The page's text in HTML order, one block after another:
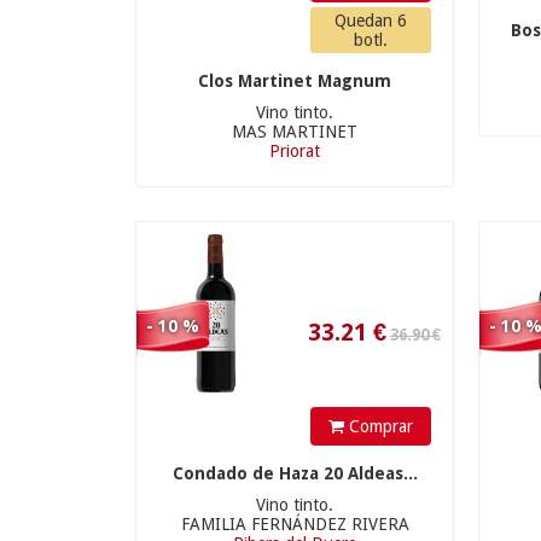
BODEGA Y VIÑEDOS
(2)
BODEGAS ALTÚN
BODEGAS ANTÍDOTO
(2)
BODEGAS ARZUAGA
NAVARRO(4)
BODEGAS BAIGORRI
BODEGAS CAMPO
Quedan 6
botl.
Clos Martinet Magnum
Vino tinto.
MAS MARTINET
Priorat
- 10 %
33.21
Comprar
Condado de Haza 20 Aldeas...
Vino tinto.
FAMILIA FERNÁNDEZ RIVERA
- 10
59.31€